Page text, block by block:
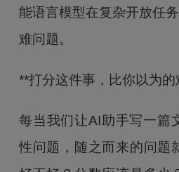
能语言模型在复杂开放任
难问题。
**打分这件事，比你以为的
每当我们让AI助手写一篇
性问题，随之而来的问题